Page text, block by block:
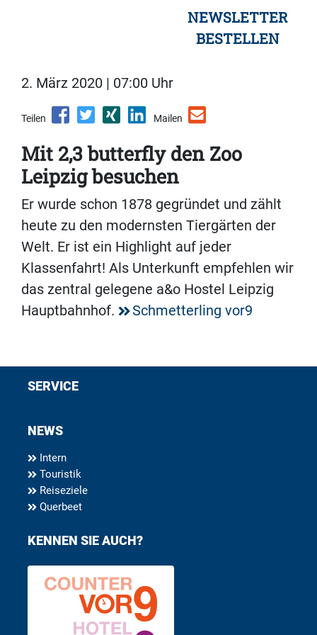
NEWSLETTER
BESTELLEN
2. März 2020 | 07:00 Uhr
Teilen Mailen
Mit 2,3 butterfly den Zoo
Leipzig besuchen
Er wurde schon 1878 gegründet und zählt
heute zu den modernsten Tiergärten der
Welt. Er ist ein Highlight auf jeder
Klassenfahrt! Als Unterkunft empfehlen wir
das zentral gelegene a&o Hostel Leipzig
Hauptbahnhof.
Schmetterling vor9
SERVICE
NEWS
Intern
Touristik
Reiseziele
Querbeet
KENNEN SIE AUCH?